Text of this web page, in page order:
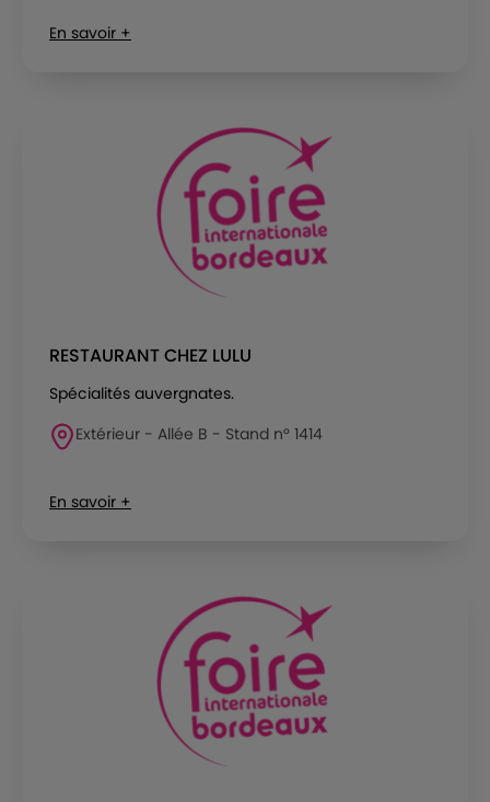
En savoir +
RESTAURANT CHEZ LULU
Spécialités auvergnates.
Extérieur - Allée B - Stand n° 1414
En savoir +